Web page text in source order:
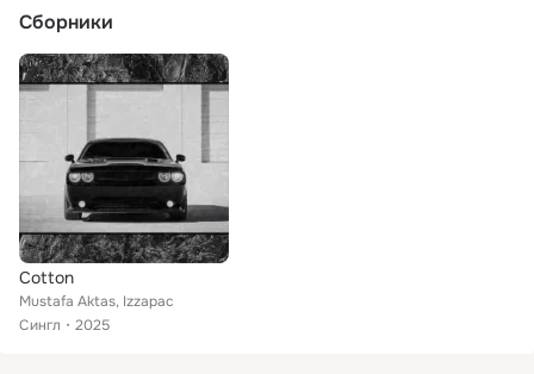
Сборники
Cotton
Mustafa Aktas, Izzapac
Сингл
2025